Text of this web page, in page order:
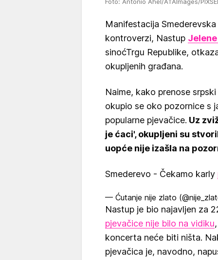
Foto: Antonio Ahel/ATAImages/
Manifestacija
kontroverzi, Nastup
sinoćTrgu Republike,
okupljenih građana.
Naime, kako prenose
okupio se oko pozornice s
popularne pjevačice. Uz
je ćaci', okupljeni su
uopće nije izašla na
Smederevo - Čekamo karly
— Ćutanje nije zlato
Nastup je bio najavljen za
pjevačice nije bilo na vidiku
koncerta neće biti ništa.
pjevačica je, navodno,